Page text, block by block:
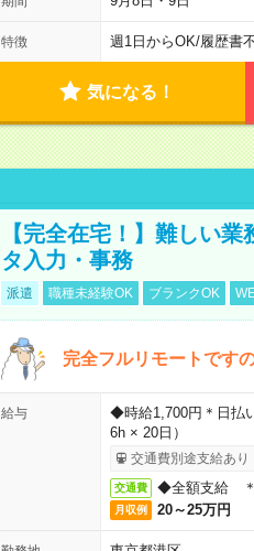
特徴 週1日からOK/履歴書
気になる！
【完全在宅！】難しい
タ入力・事務
派遣 職種未経験OK ブランクOK
完全フルリモートです
給与
◆時給1,700円＊日払
6h × 20日）
交通費別途支給あり
交通費 ◆全額支給 ＊
月収例 20～25万円